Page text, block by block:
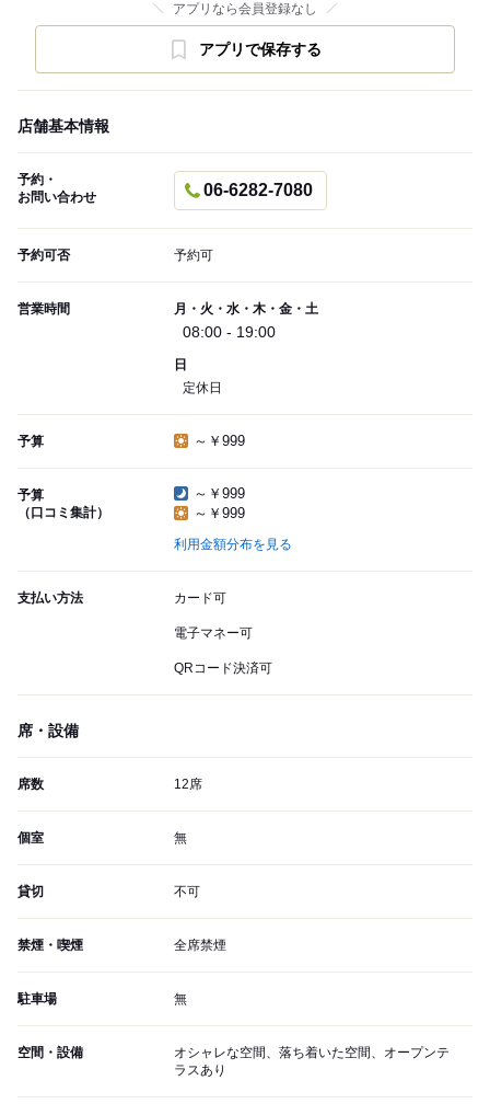
アプリなら会員登録なし
アプリで保存する
店舗基本情報
予約・
お問い合わせ
06-6282-7080
予約可否 予約可
営業時間 月・火・水・木・金・土
08:00 - 19:00
日
定休日
予算 ～￥999
予算
（口コミ集計）
～￥999
～￥999
利用金額分布を見る
支払い方法 カード可
電子マネー可
QRコード決済可
席・設備
席数 12席
個室 無
貸切 不可
禁煙・喫煙 全席禁煙
駐車場 無
空間・設備
オシャレな空間、落ち着いた空間、オープンテ
ラスあり